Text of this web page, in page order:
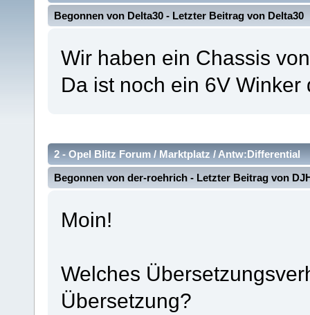
Begonnen von Delta30 - Letzter Beitrag von Delta30
Wir haben ein Chassis
Da ist noch ein 6V
2 - Opel Blitz Forum / Marktplatz /Antw:Differential
Begonnen von der-roehrich - Letzter Beitrag von
Moin!
Welches
Übersetzung?